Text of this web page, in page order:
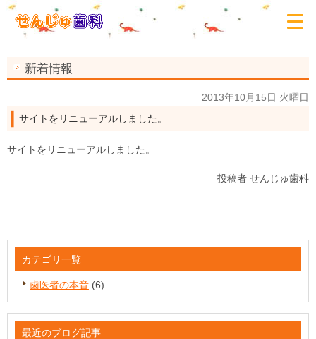
新着情報
2013年10月15日 火曜日
サイトをリニューアルしました。
サイトをリニューアルしました。
投稿者 せんじゅ歯科
カテゴリ一覧
歯医者の本音 (6)
最近のブログ記事